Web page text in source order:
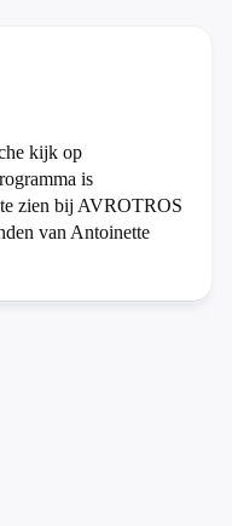
kijk op
is
zien bij AVROTROS
van Antoinette